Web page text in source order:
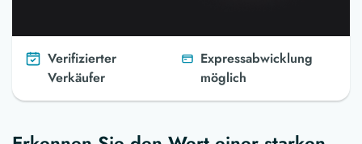
Verifizierter
Verkäufer
Expressabwicklung
möglich